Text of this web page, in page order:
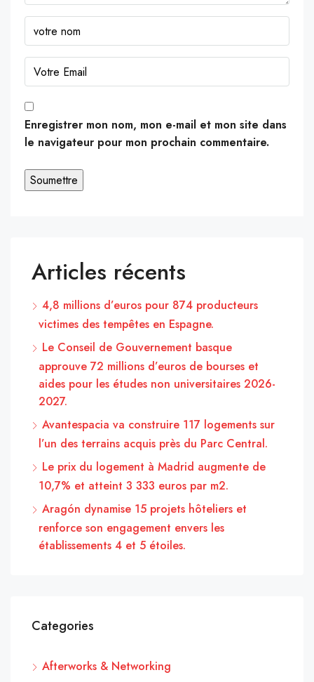
Enregistrer mon nom, mon e-mail et mon site dans
le navigateur pour mon prochain commentaire.
Articles récents
4,8 millions d’euros pour 874 producteurs
victimes des tempêtes en Espagne.
Le Conseil de Gouvernement basque
approuve 72 millions d’euros de bourses et
aides pour les études non universitaires 2026-
2027.
Avantespacia va construire 117 logements sur
l’un des terrains acquis près du Parc Central.
Le prix du logement à Madrid augmente de
10,7% et atteint 3 333 euros par m2.
Aragón dynamise 15 projets hôteliers et
renforce son engagement envers les
établissements 4 et 5 étoiles.
Categories
Afterworks & Networking